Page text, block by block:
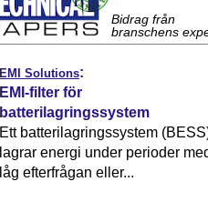
Bidrag från
branschens
EMI Solutions:
EMI-filter för
batterilagringssystem
Ett batterilagringssystem
lagrar energi under perioder
låg efterfrågan eller...